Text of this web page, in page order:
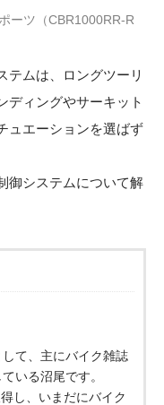
ーツ（CBR1000RR-R
テムは、ロングツーリ
ディングやサーキット
ュエーションを選ばず
御システムについて解
て、主にバイク雑誌
いる沼尾です。
し、いまだにバイク